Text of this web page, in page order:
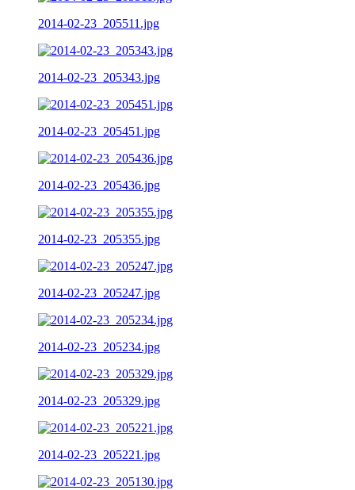
2014-02-23_205511.jpg
2014-02-23_205343.jpg
2014-02-23_205451.jpg
2014-02-23_205436.jpg
2014-02-23_205355.jpg
2014-02-23_205247.jpg
2014-02-23_205234.jpg
2014-02-23_205329.jpg
2014-02-23_205221.jpg